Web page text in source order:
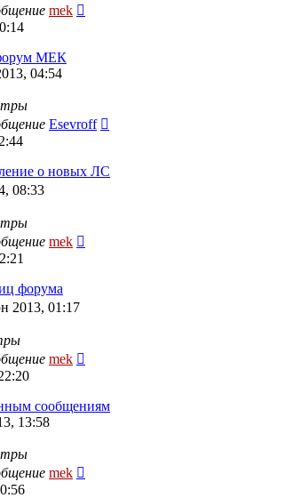
mek
МЕК
04:54
Esevroff
о новых ЛС
08:33
mek
форума
2013, 01:17
mek
сообщениям
13:58
mek